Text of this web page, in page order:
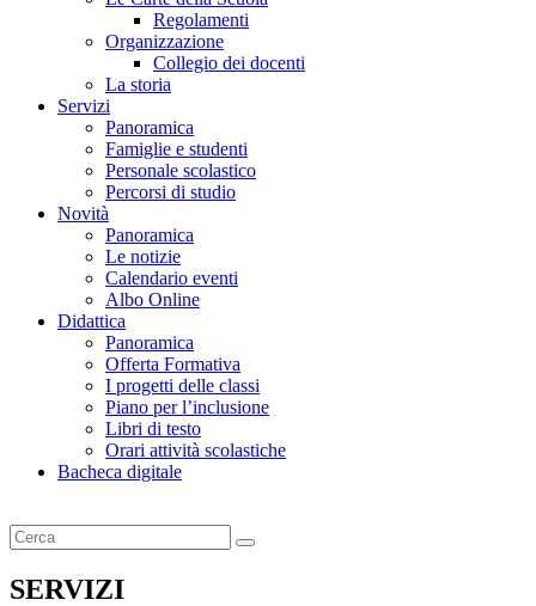
Regolamenti
Organizzazione
Collegio dei docenti
La storia
Servizi
Panoramica
Famiglie e studenti
Personale scolastico
Percorsi di studio
Novità
Panoramica
Le notizie
Calendario eventi
Albo Online
Didattica
Panoramica
Offerta Formativa
I progetti delle classi
Piano per l’inclusione
Libri di testo
Orari attività scolastiche
Bacheca digitale
SERVIZI